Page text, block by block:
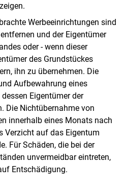
Werbeeinrichtungen sind
und der Eigentümer
oder - wenn dieser
des Grundstückes
ihn zu übernehmen. Die
Aufbewahrung eines
Eigentümer der
Die Nichtübernahme von
innerhalb eines Monats nach
Verzicht auf das Eigentum
Für Schäden, die bei der
unvermeidbar eintreten,
Entschädigung.